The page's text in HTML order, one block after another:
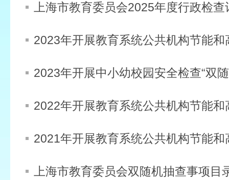
上海市教育委员会2025年度行政检查
上海市教育委员会双随机抽查事项目